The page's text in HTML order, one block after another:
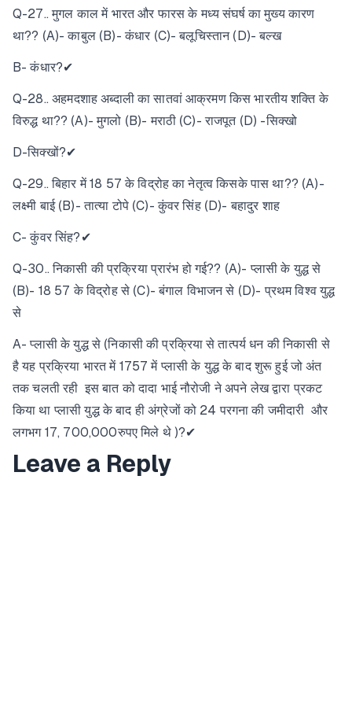
Q-27.. मुगल काल में भारत और फारस के मध्य संघर्ष का मुख्य कारण
था?? (A)- काबुल (B)- कंधार (C)- बलूचिस्तान (D)- बल्ख
B- कंधार?✔
Q-28.. अहमदशाह अब्दाली का सातवां आक्रमण किस भारतीय शक्ति के
विरुद्ध था?? (A)- मुगलो (B)- मराठी (C)- राजपूत (D) -सिक्खो
D-सिक्खों?✔
Q-29.. बिहार में 18 57 के विद्रोह का नेतृत्व किसके पास था?? (A)-
लक्ष्मी बाई (B)- तात्या टोपे (C)- कुंवर सिंह (D)- बहादुर शाह
C- कुंवर सिंह?✔
Q-30.. निकासी की प्रक्रिया प्रारंभ हो गई?? (A)- प्लासी के युद्ध से
(B)- 18 57 के विद्रोह से (C)- बंगाल विभाजन से (D)- प्रथम विश्व युद्ध
से
A- प्लासी के युद्ध से (निकासी की प्रक्रिया से तात्पर्य धन की निकासी से
है यह प्रक्रिया भारत में 1757 में प्लासी के युद्ध के बाद शुरू हुई जो अंत
तक चलती रही इस बात को दादा भाई नौरोजी ने अपने लेख द्वारा प्रकट
किया था प्लासी युद्ध के बाद ही अंग्रेजों को 24 परगना की जमीदारी और
लगभग 17, 700,000रुपए मिले थे )?✔
Leave a Reply